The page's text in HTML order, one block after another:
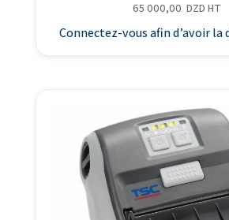
65 000,00 DZD HT
Connectez-vous afin d’avoir